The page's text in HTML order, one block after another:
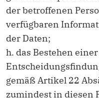
der betroffenen
verfügbaren
der Daten;
h. das Bestehen
gemäß Artikel 22
zumindest in diesen